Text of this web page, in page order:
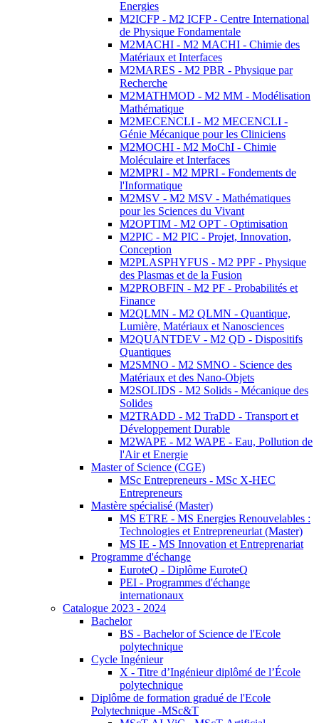
Energies
M2ICFP - M2 ICFP - Centre International
de Physique Fondamentale
M2MACHI - M2 MACHI - Chimie des
Matériaux et Interfaces
M2MARES - M2 PBR - Physique par
Recherche
M2MATHMOD - M2 MM - Modélisation
Mathématique
M2MECENCLI - M2 MECENCLI -
Génie Mécanique pour les Cliniciens
M2MOCHI - M2 MoChI - Chimie
Moléculaire et Interfaces
M2MPRI - M2 MPRI - Fondements de
l'Informatique
M2MSV - M2 MSV - Mathématiques
pour les Sciences du Vivant
M2OPTIM - M2 OPT - Optimisation
M2PIC - M2 PIC - Projet, Innovation,
Conception
M2PLASPHYFUS - M2 PPF - Physique
des Plasmas et de la Fusion
M2PROBFIN - M2 PF - Probabilités et
Finance
M2QLMN - M2 QLMN - Quantique,
Lumière, Matériaux et Nanosciences
M2QUANTDEV - M2 QD - Dispositifs
Quantiques
M2SMNO - M2 SMNO - Science des
Matériaux et des Nano-Objets
M2SOLIDS - M2 Solids - Mécanique des
Solides
M2TRADD - M2 TraDD - Transport et
Développement Durable
M2WAPE - M2 WAPE - Eau, Pollution de
l'Air et Energie
Master of Science (CGE)
MSc Entrepreneurs - MSc X-HEC
Entrepreneurs
Mastère spécialisé (Master)
MS ETRE - MS Energies Renouvelables :
Technologies et Entrepreneuriat (Master)
MS IE - MS Innovation et Entreprenariat
Programme d'échange
EuroteQ - Diplôme EuroteQ
PEI - Programmes d'échange
internationaux
Catalogue 2023 - 2024
Bachelor
BS - Bachelor of Science de l'Ecole
polytechnique
Cycle Ingénieur
X - Titre d’Ingénieur diplômé de l’École
polytechnique
Diplôme de formation gradué de l'Ecole
Polytechnique -MSc&T